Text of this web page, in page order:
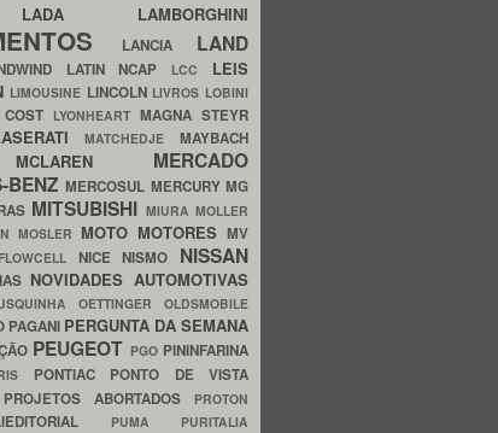
LADA LAMBORGHINI
LANCIA LAND
LATIN NCAP LCC LEIS
LIMOUSINE LINCOLN LIVROS LOBINI
LYONHEART MAGNA STEYR
MATCHEDJEMAYBACH
MCLAREN MERCADO
BENZMERCOSUL MERCURYMG
MITSUBISHI MIURA MOLLER
MOSLER MOTO MOTORES MV
NICENISMO NISSAN
NOVIDADES AUTOMOTIVAS
OETTINGER OLDSMOBILE
PAGANI PERGUNTA DA SEMANA
PEUGEOT PGO PININFARINA
PONTIAC PONTO DE VISTA
PROJETOS ABORTADOS PROTON
PUMA PURITALIA